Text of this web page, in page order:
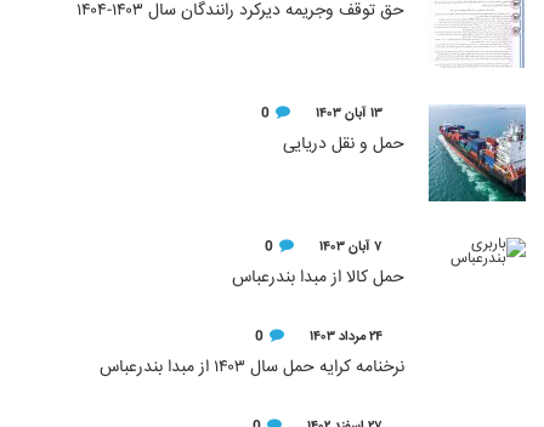
حق توقف وجریمه دیرکرد رانندگان سال ۱۴۰۳-۱۴۰۴
۱۳ آبان ۱۴۰۳ 0
حمل و نقل دریایی
۷ آبان ۱۴۰۳ 0
حمل کالا از مبدا بندرعباس
۲۴ مرداد ۱۴۰۳ 0
نرخنامه کرایه حمل سال ۱۴۰۳ از مبدا بندرعباس